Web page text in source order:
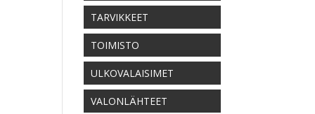
TARVIKKEET
TOIMISTO
ULKOVALAISIMET
VALONLÄHTEET